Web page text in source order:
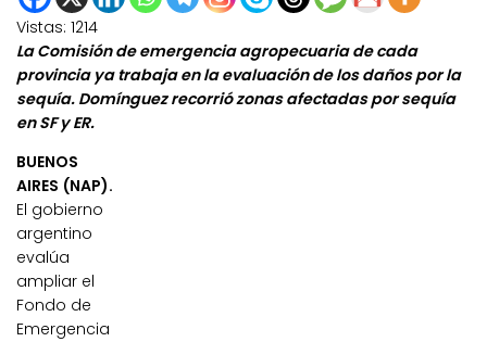
Vistas: 1214
La Comisión de emergencia agropecuaria de cada
provincia ya trabaja en la evaluación de los daños por la
sequía. Domínguez recorrió zonas afectadas por sequía
en SF y ER.
BUENOS
AIRES (NAP).
El gobierno
argentino
evalúa
ampliar el
Fondo de
Emergencia